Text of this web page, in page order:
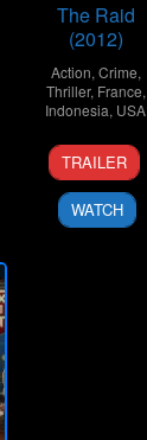
The Raid
(2012)
Action,Crime,
Thriller, France,
Indonesia, USA
22
Mar
2012
Gareth
Evans
TRAILER
WATCH